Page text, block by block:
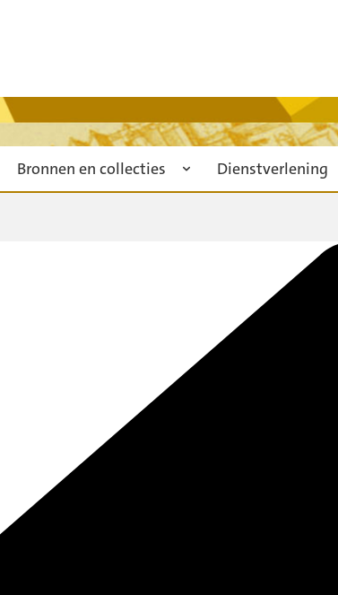
Bronnen en collecties Dienstverlening